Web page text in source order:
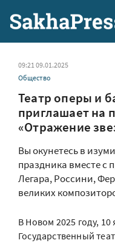
09:21 09.01.2025
Общество
Театр оперы и
приглашает на
«Отражение
Вы окунетесь в
праздника вместе с
Легара, Россини,
великих
В Новом 2025 году, 10
Государственный